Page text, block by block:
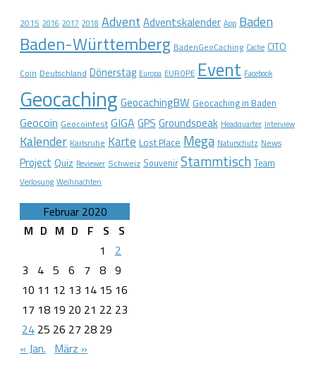
2015 2016 2017 2018 Advent Adventskalender App Baden
Baden-Württemberg BadenGeoCaching Cache CITO
Coin Deutschland Dönerstag Europa EUROPE Event Facebook
Geocaching GeocachingBW Geocaching in Baden
Geocoin Geocoinfest GIGA GPS Groundspeak Headquarter Interview
Kalender Karlsruhe Karte Lost Place Mega Naturschutz News
Project Quiz Reviewer Schweiz Souvenir Stammtisch Team
Verlosung Weihnachten
Februar 2020
M D M D F S
S
1
2
3
4 5 6 7 8 9
10 11 12 13 14 15 16
17 18 19 20 21 22 23
24 25 26 27 28 29
« Jan. März »